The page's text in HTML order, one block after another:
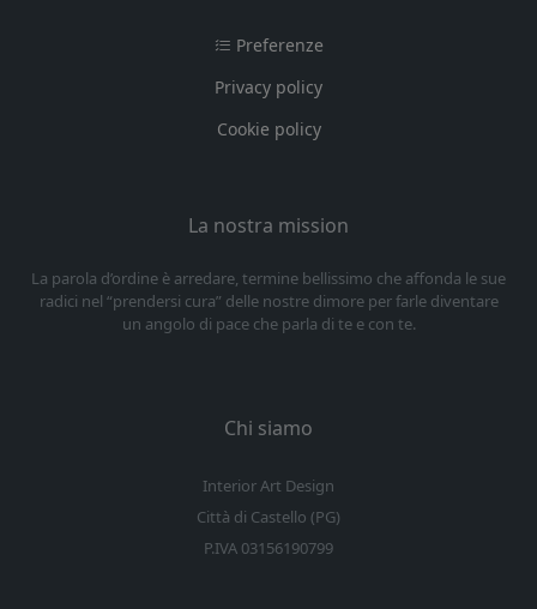
Preferenze
Privacy policy
Cookie policy
La nostra mission
La parola d’ordine è arredare, termine bellissimo che affonda le sue
radici nel “prendersi cura” delle nostre dimore per farle diventare
un angolo di pace che parla di te e con te.
Chi siamo
Interior Art Design
Città di Castello (PG)
P.IVA 03156190799